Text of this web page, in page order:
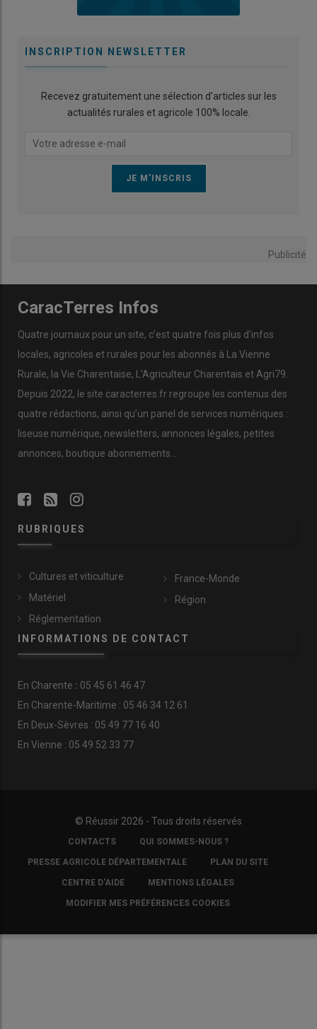
INSCRIPTION NEWSLETTER
Recevez gratuitement une sélection d’articles sur les
actualités rurales et agricole 100% locale.
Publicité
CaracTerres Infos
Quatre journaux pour un site, c’est quatre fois plus d’infos
locales, agricoles et rurales pour les abonnés à La Vienne
Rurale, la Vie Charentaise, L’Agriculteur Charentais et Agri79.
Depuis 2022, le site caracterres.fr regroupe les contenus des
quatre rédactions, ainsi qu’un panel de services numériques :
liseuse numérique, newsletters, annonces légales, petites
annonces, boutique abonnements…
RUBRIQUES
Cultures et viticulture
Matériel
Réglementation
France-Monde
Région
INFORMATIONS DE CONTACT
En Charente : 05 45 61 46 47
En Charente-Maritime : 05 46 34 12 61
En Deux-Sèvres : 05 49 77 16 40
En Vienne : 05 49 52 33 77
© Réussir 2026 - Tous droits réservés
COPYRIGHTCONTACTS QUI SOMMES-NOUS ?
PRESSE AGRICOLE DÉPARTEMENTALE PLAN DU SITE
CENTRE D'AIDE MENTIONS LÉGALES
MODIFIER MES PRÉFÉRENCES COOKIES